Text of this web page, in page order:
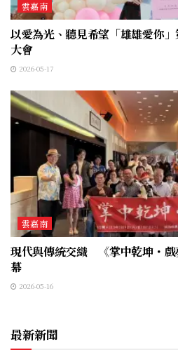
雲嘉南
以愛為光、聽見希望「雄雄愛你
大會
2026-05-17
雲嘉南
現代與傳統交織 《掌中乾坤・戲
幕
2026-05-16
最新新聞